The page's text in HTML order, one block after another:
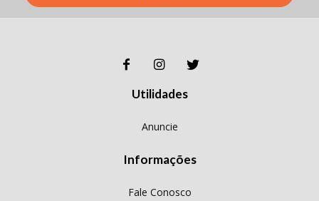
Utilidades
Anuncie
Informações
Fale Conosco